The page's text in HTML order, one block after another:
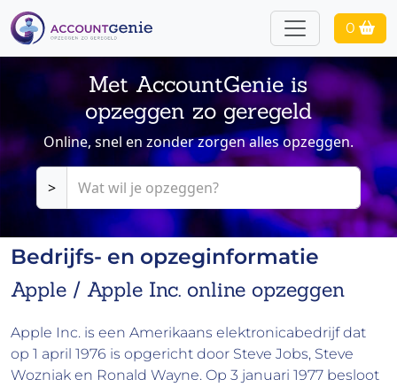
0
Met AccountGenie is
opzeggen zo geregeld
Online, snel en zonder zorgen alles opzeggen.
>
Bedrijfs- en opzeginformatie
Apple / Apple Inc. online opzeggen
Apple Inc. is een Amerikaans elektronicabedrijf dat
op 1 april 1976 is opgericht door Steve Jobs, Steve
Wozniak en Ronald Wayne. Op 3 januari 1977 besloot